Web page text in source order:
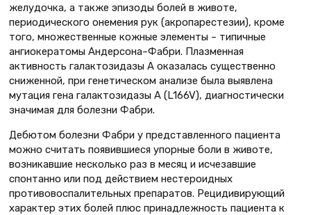
желудочка, а также эпизоды болей в животе,
периодического онемения рук (акропарестезии), кроме
того, множественные кожные элементы – типичные
ангиокератомы Андерсона–Фабри. Плазменная
активность галактозидазы А оказалась существенно
сниженной, при генетическом анализе была выявлена
мутация гена галактозидазы А (L166V), диагностически
значимая для болезни Фабри.
Дебютом болезни Фабри у представленного пациента
можно считать появившиеся упорные боли в животе,
возникавшие несколько раз в месяц и исчезавшие
спонтанно или под действием нестероидных
противовоспалительных препаратов. Рецидивирующий
характер этих болей плюс принадлежность пациента к